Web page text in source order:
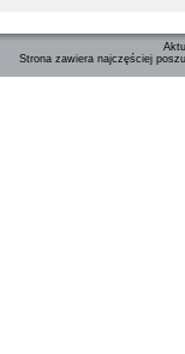
Strona zawiera najczęściej